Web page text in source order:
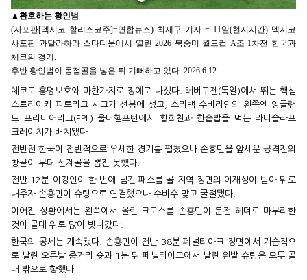
▲ 환호하는 황인범
(사포판[멕시코 할리스코주]=연합뉴스) 최재구 기자 = 11일(현지시간) 멕시코
사포판 과달라하라 스타디움에서 열린 2026 북중미 월드컵 A조 1차전 한국과
체코의 경기.
후반 황인범이 동점골을 넣은 뒤 기뻐하고 있다. 2026.6.12
체코도 홍명보호와 마찬가지로 정예로 나섰다. 레버쿠젠(독일)에서 뛰는 핵심
스트라이커 파트리크 시크가 선봉에 섰고, 스리백 수비라인의 왼쪽엔 잉글랜
드 프리미어리그(EPL) 울버햄프턴에서 황희찬과 한솥밥을 먹는 라디슬라프
크레이치가 배치됐다.
전반전 한국이 전반적으로 우세한 경기를 펼쳤으나 손흥민을 앞세운 공격진의
창끝이 무뎌 선제골을 뽑진 못했다.
전반 12분 이강인이 한 번에 넘긴 패스를 골 지역 정면의 이재성이 받아 뒤로
내주자 손흥민이 슈팅으로 연결했으나 수비수 맞고 굴절됐다.
이어진 상황에서는 왼쪽에서 올린 크로스를 손흥민이 문전 헤더로 마무리한
것이 골대 위로 많이 빗나갔다.
한국의 공세는 계속됐다. 손흥민이 전반 38분 페널티아크 정면에서 기습적으
로 날린 오른발 중거리 슛과 1분 뒤 페널티아크에서 날린 왼발 슈팅은 모두 골
대 밖으로 향했다.